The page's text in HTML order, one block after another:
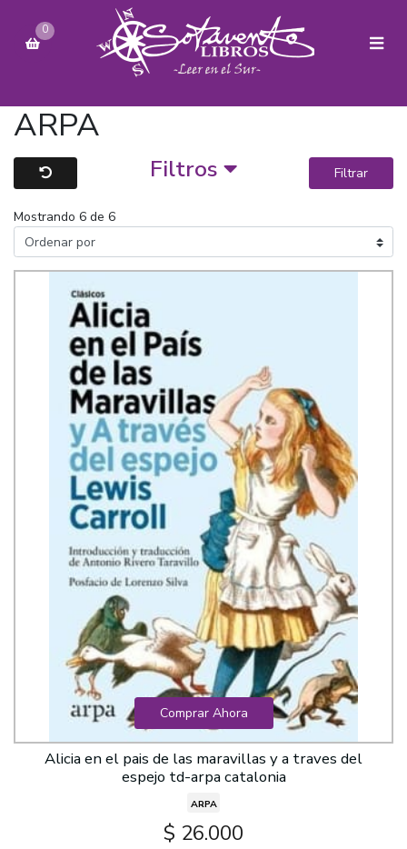
0
ARPA
Filtros Filtrar
Mostrando 6 de 6
Comprar Ahora
Alicia en el pais de las maravillas y a traves del
espejo td-arpa catalonia
ARPA
$ 26.000